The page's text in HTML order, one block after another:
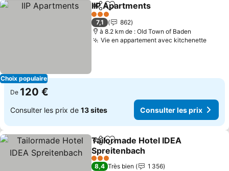
Choix populaire
PartagerAjouter à mes favoris
IIP Apartments
3 Étoiles
7,1
862
à 8.2 km de : Old Town of Baden
Vie en appartement avec kitchenette
De 120 €
Consulter les prix de 13 sites Consulter les prix
PartagerAjouter à mes favoris
Tailormade Hotel IDEA
Spreitenbach
Consulter les prix
3 Étoiles
8,4 Très bien
1 356